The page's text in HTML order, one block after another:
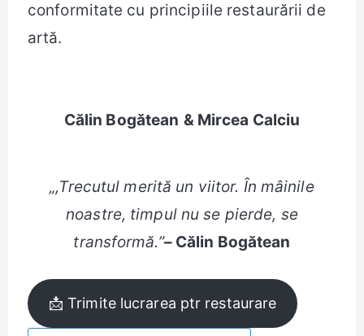
conformitate cu principiile restaurării de
artă.
Călin Bogătean & Mircea Calciu
„,Trecutul merită un viitor. În mâinile
noastre, timpul nu se pierde, se
transformă.”– Călin Bogătean
📩 Trimite lucrarea ptr restaurare